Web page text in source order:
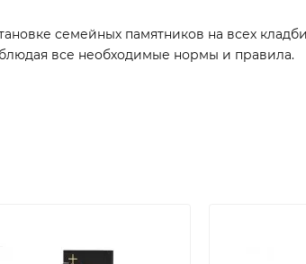
семейных памятников на всех
все необходимые нормы и правила.